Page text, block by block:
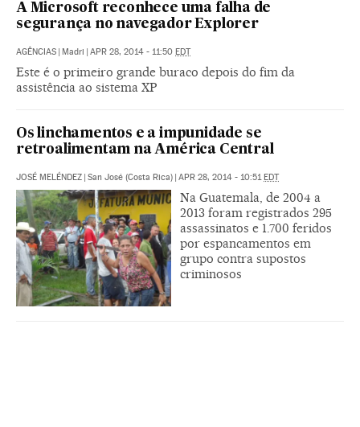
A Microsoft reconhece uma falha de
segurança no navegador Explorer
AGÊNCIAS | Madri | APR 28, 2014 - 11:50 EDT
Este é o primeiro grande buraco depois do fim da
assistência ao sistema XP
Os linchamentos e a impunidade se
retroalimentam na América Central
JOSÉ MELÉNDEZ | San José (Costa Rica) | APR 28, 2014 - 10:51EDT
Na Guatemala, de 2004 a
2013 foram registrados 295
assassinatos e 1.700 feridos
por espancamentos em
grupo contra supostos
criminosos